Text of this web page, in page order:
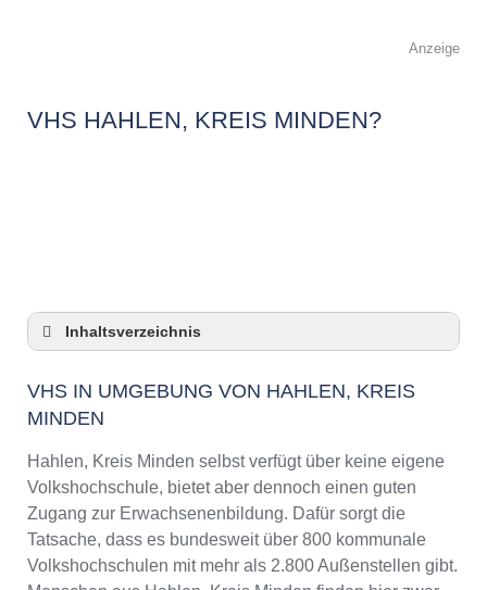
Anzeige
VHS HAHLEN, KREIS MINDEN?
Inhaltsverzeichnis
3 Quicktipps
Checkliste: VHS-Kurse rund um Hahlen, Kreis
Keine VHS in Hahlen, Kreis Minden
Online-Kurse: Pro und Contra
Online-Kurse als alternative Angebote zu
VHS-Kursen
VHS IN UMGEBUNG VON HAHLEN, KREIS
MINDEN
Hahlen, Kreis Minden selbst verfügt über keine eigene
Volkshochschule, bietet aber dennoch einen guten
Zugang zur Erwachsenenbildung. Dafür sorgt die
Tatsache, dass es bundesweit über 800 kommunale
Volkshochschulen mit mehr als 2.800 Außenstellen gibt.